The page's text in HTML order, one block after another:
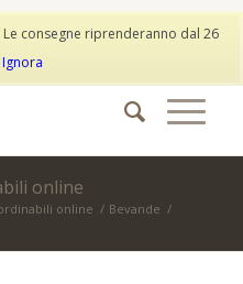
Wishlist
online
online / Bevande /
consegne riprenderanno dal 26
Ignora